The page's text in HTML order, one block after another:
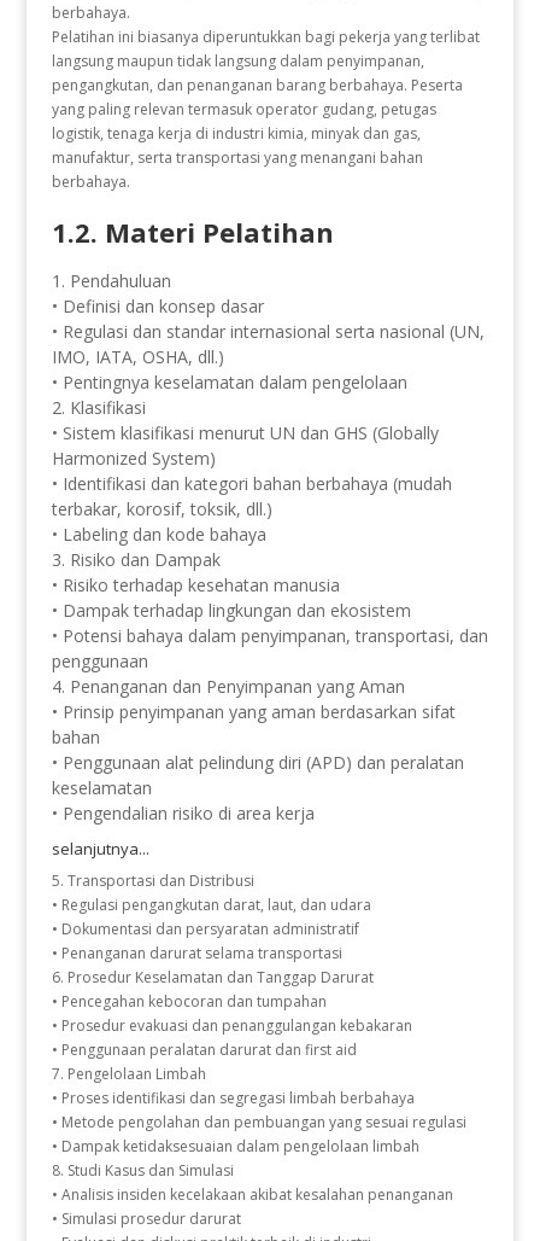
berbahaya.
Pelatihan ini biasanya diperuntukkan bagi pekerja yang terlibat
langsung maupun tidak langsung dalam penyimpanan,
pengangkutan, dan penanganan barang berbahaya. Peserta
yang paling relevan termasuk operator gudang, petugas
logistik, tenaga kerja di industri kimia, minyak dan gas,
manufaktur, serta transportasi yang menangani bahan
berbahaya.
1.2. Materi Pelatihan
1. Pendahuluan
• Definisi dan konsep dasar
• Regulasi dan standar internasional serta nasional (UN,
IMO, IATA, OSHA, dll.)
• Pentingnya keselamatan dalam pengelolaan
2. Klasifikasi
• Sistem klasifikasi menurut UN dan GHS (Globally
Harmonized System)
• Identifikasi dan kategori bahan berbahaya (mudah
terbakar, korosif, toksik, dll.)
• Labeling dan kode bahaya
3. Risiko dan Dampak
• Risiko terhadap kesehatan manusia
• Dampak terhadap lingkungan dan ekosistem
• Potensi bahaya dalam penyimpanan, transportasi, dan
penggunaan
4. Penanganan dan Penyimpanan yang Aman
• Prinsip penyimpanan yang aman berdasarkan sifat
bahan
• Penggunaan alat pelindung diri (APD) dan peralatan
keselamatan
• Pengendalian risiko di area kerja
selanjutnya...
5. Transportasi dan Distribusi
• Regulasi pengangkutan darat, laut, dan udara
• Dokumentasi dan persyaratan administratif
• Penanganan darurat selama transportasi
6. Prosedur Keselamatan dan Tanggap Darurat
• Pencegahan kebocoran dan tumpahan
• Prosedur evakuasi dan penanggulangan kebakaran
• Penggunaan peralatan darurat dan first aid
7. Pengelolaan Limbah
• Proses identifikasi dan segregasi limbah berbahaya
• Metode pengolahan dan pembuangan yang sesuai regulasi
• Dampak ketidaksesuaian dalam pengelolaan limbah
8. Studi Kasus dan Simulasi
• Analisis insiden kecelakaan akibat kesalahan penanganan
• Simulasi prosedur darurat